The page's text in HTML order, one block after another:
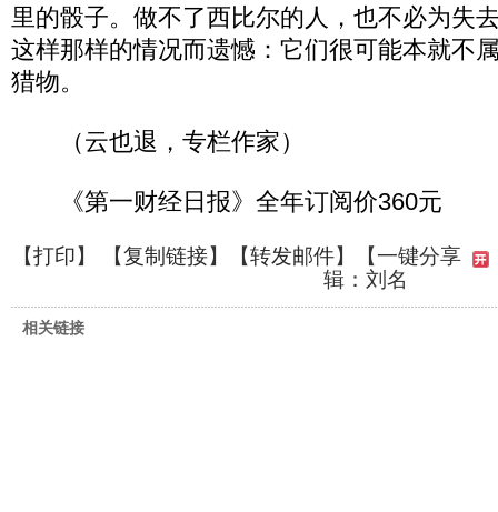
里的骰子。做不了西比尔的人，也不必为失
这样那样的情况而遗憾：它们很可能本就不
猎物。
（云也退，专栏作家）
《第一财经日报》全年订阅价360元
【打印】 【复制链接】【转发邮件】
【一键分享
辑：刘名
相关链接